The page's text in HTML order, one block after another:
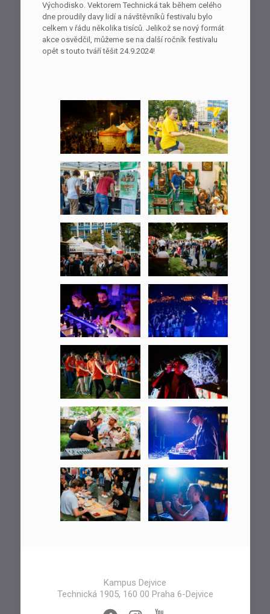
Východisko. Vektorem Technická tak během celého
dne proudily davy lidí a návštěvníků festivalu bylo
celkem v řádu několika tisíců. Jelikož se nový formát
akce osvědčil, můžeme se na další ročník festivalu
opět s touto tváří těšit 24.9.2024!
Kampus Dejvice
Technická 1905, 160 00 Praha 6-Dejvice